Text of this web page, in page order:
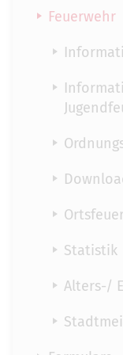
Feuerwehr
Statistik
Alters-/